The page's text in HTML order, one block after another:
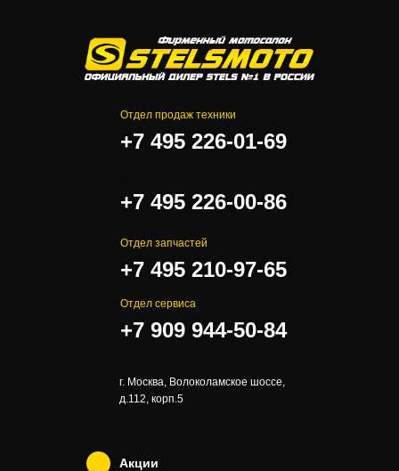
Отдел продаж техники
+7 495 226-01-69
+7 495 226-00-86
Отдел запчастей
+7 495 210-97-65
Отдел сервиса
+7 909 944-50-84
г. Москва, Волоколамское шоссе,
д.112, корп.5
Акции